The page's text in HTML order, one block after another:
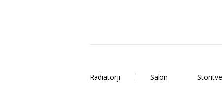
Radiatorji Salon Storitve